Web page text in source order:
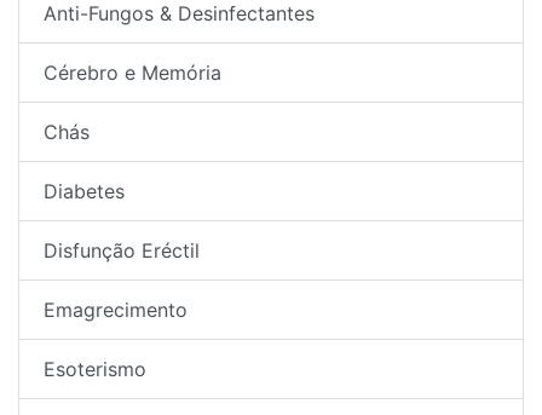
Anti-Fungos & Desinfectantes
Cérebro e Memória
Chás
Diabetes
Disfunção Eréctil
Emagrecimento
Esoterismo